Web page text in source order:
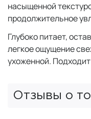
насыщенной
продолжительное
Глубоко питает,
легкое ощущение
ухоженной.
Отзывы о